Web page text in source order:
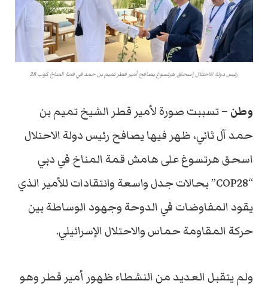
رئيس دولة الاحتلال إسحاق هرتسوغ يصافح أمير قطر تميم بن حمد في قمة المناخ كوب 28
وطن – تسببت صورة لأمير قطر الشيخ تميم بن
حمد آل ثاني، ظهر فيها يصافح رئيس دولة الاحتلال
اسحق هرتسوغ على هامش قمة المناخ في دبي
“COP28” بحالات جدل واسعة وانتقادات للأمير الذي
يقود المفاوضات في الدوحة وجهود الوساطة بين
حركة المقاومة حماس والاحتلال الإسرائيلي.
ولم يتقبل العديد من النشطاء ظهور أمير قطر وهو